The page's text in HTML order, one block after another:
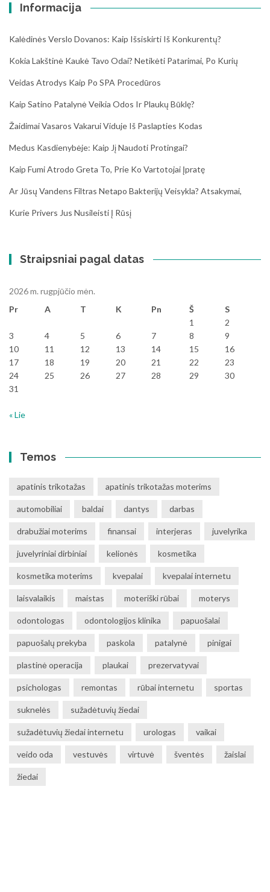
Informacija
Kalėdinės Verslo Dovanos: Kaip Išsiskirti Iš Konkurentų?
Kokia Lakštinė Kaukė Tavo Odai? Netikėti Patarimai, Po Kurių
Veidas Atrodys Kaip Po SPA Procedūros
Kaip Satino Patalynė Veikia Odos Ir Plaukų Būklę?
Žaidimai Vasaros Vakarui Viduje Iš Paslapties Kodas
Medus Kasdienybėje: Kaip Jį Naudoti Protingai?
Kaip Fumi Atrodo Greta To, Prie Ko Vartotojai Įpratę
Ar Jūsų Vandens Filtras Netapo Bakterijų Veisykla? Atsakymai,
Kurie Privers Jus Nusileisti Į Rūsį
Straipsniai pagal datas
2026 m. rugpjūčio mėn.
Pr
A T K Pn Š
S
1
2
3
4 5 6 7 8
9
10
11 12 13 14 15
16
17
18 19 20 21 22
23
24
25 26 27 28 29
30
31
« Lie
Temos
apatinis trikotažas apatinis trikotažas moterims
automobiliai baldai dantys darbas
drabužiai moterims finansai interjeras juvelyrika
juvelyriniai dirbiniai kelionės kosmetika
kosmetika moterims kvepalai kvepalai internetu
laisvalaikis maistas moteriški rūbai moterys
odontologas odontologijos klinika papuošalai
papuošalų prekyba paskola patalynė pinigai
plastinė operacija plaukai prezervatyvai
psichologas remontas rūbai internetu sportas
suknelės sužadėtuvių žiedai
sužadėtuvių žiedai internetu urologas vaikai
veido oda vestuvės virtuvė šventės žaislai
žiedai